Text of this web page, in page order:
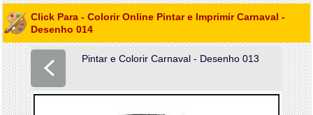
Click Para - Colorir Online Pintar e Imprimir Carnaval -
Desenho 014
Pintar e Colorir Carnaval - Desenho 013